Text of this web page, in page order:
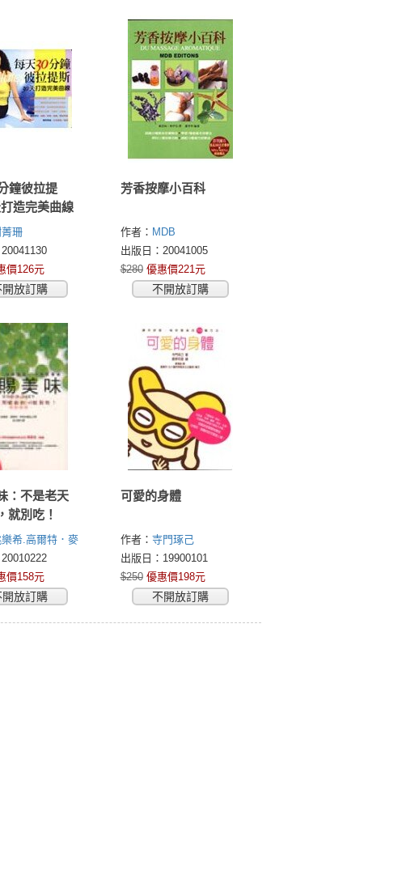
鐘彼拉提
造完美曲線
珊
價126元
開放訂購
芳香按摩小百科
作者： MDB
出版日：20041005
$280 優惠價221元
不開放訂購
：不是老天
就別吃！
希.高爾特．麥
價158元
開放訂購
可愛的身體
作者： 寺門琢己
出版日：19900101
$250 優惠價198元
不開放訂購